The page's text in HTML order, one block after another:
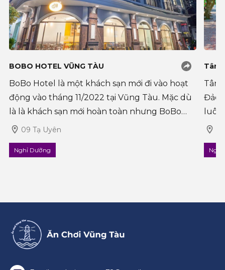
BOBO HOTEL VŨNG TÀU
BoBo Hotel là một khách sạn mới đi vào hoạt
động vào tháng 11/2022 tại Vũng Tàu. Mặc dù
là là khách sạn mới hoàn toàn nhưng BoBo
Hotel được đa số khách du lịch yêu thích bởi
09 Tạ Uyên
Nghỉ Dưỡng
Tân
Tân
Đảo
Nghỉ